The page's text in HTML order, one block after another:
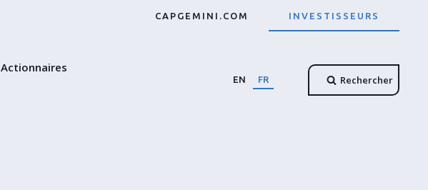
CAPGEMINI.COM INVESTISSEURS
Actionnaires
EN FR Rechercher